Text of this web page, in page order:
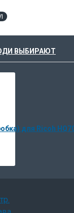
ВЫБИРАЮТ
для Ricoh